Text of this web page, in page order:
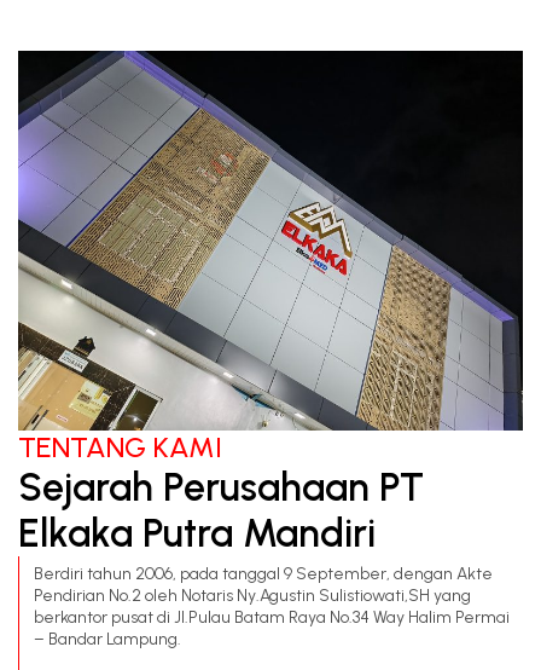
TENTANG KAMI
Sejarah Perusahaan PT
Elkaka Putra Mandiri
Berdiri tahun 2006, pada tanggal 9 September, dengan Akte
Pendirian No.2 oleh Notaris Ny.Agustin Sulistiowati,SH yang
berkantor pusat di Jl.Pulau Batam Raya No.34 Way Halim Permai
– Bandar Lampung.